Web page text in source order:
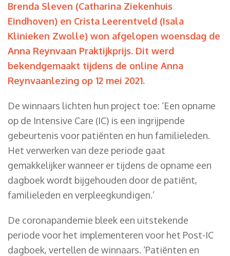
Brenda Sleven (Catharina Ziekenhuis
Eindhoven) en Crista Leerentveld (Isala
Klinieken Zwolle) won afgelopen woensdag de
Anna Reynvaan Praktijkprijs. Dit werd
bekendgemaakt tijdens de online Anna
Reynvaanlezing op 12 mei 2021.
De winnaars lichten hun project toe: ‘Een opname
op de Intensive Care (IC) is een ingrijpende
gebeurtenis voor patiënten en hun familieleden.
Het verwerken van deze periode gaat
gemakkelijker wanneer er tijdens de opname een
dagboek wordt bijgehouden door de patiënt,
familieleden en verpleegkundigen.’
De coronapandemie bleek een uitstekende
periode voor het implementeren voor het Post-IC
dagboek, vertellen de winnaars. ‘Patiënten en